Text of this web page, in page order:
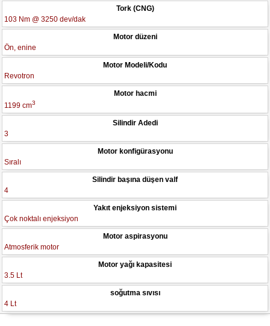
Tork (CNG)
103 Nm @ 3250 dev/dak
Motor düzeni
Ön, enine
Motor Modeli/Kodu
Revotron
Motor hacmi
1199 cm3
Silindir Adedi
3
Motor konfigürasyonu
Sıralı
Silindir başına düşen valf
4
Yakıt enjeksiyon sistemi
Çok noktalı enjeksiyon
Motor aspirasyonu
Atmosferik motor
Motor yağı kapasitesi
3.5 Lt
soğutma sıvısı
4 Lt